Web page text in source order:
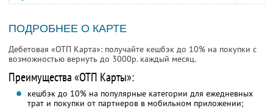
ПОДРОБНЕЕ О КАРТЕ
Дебетовая «ОТП Карта»: получайте кешбэк до 10% на покупки с
возможностью вернуть до 3000р. каждый месяц.
Преимущества «ОТП Карты»:
кешбэк до 10% на популярные категории для ежедневных
трат и покупки от партнеров в мобильном приложении;